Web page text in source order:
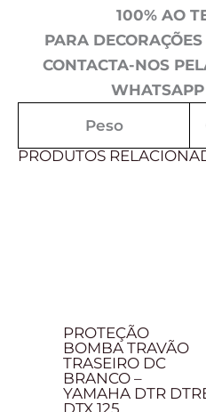
100% AO
PARA
CONTACTA-NOS
Peso
PRODUTOS
PROTEÇÃO
BOMBA TRAVÃO
TRASEIRO DC
BRANCO –
YAMAHA DTR
DTX 125